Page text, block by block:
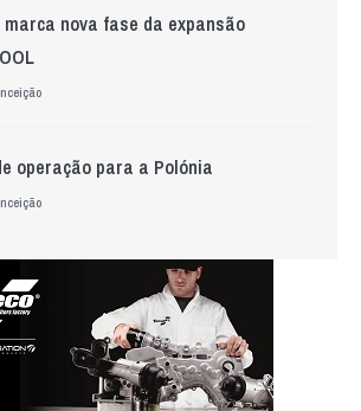
nova fase da expansão
operação para a Polónia